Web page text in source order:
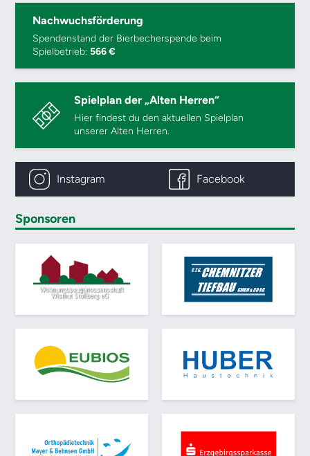
Nachwuchsförderung
Spendenstand der Bierbecherspende beim
Spielbetrieb:566 €
Spielplan der „Alten Herren“
Hier findest du den aktuellen Spielplan
unserer Alten Herren.
Instagram Facebook
Sponsoren